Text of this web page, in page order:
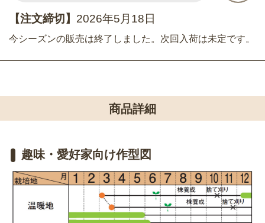
【注文締切】 2026年5月18日
今シーズンの販売は終了しました。次回入荷は未定です。
商品詳細
趣味・愛好家向け作型図